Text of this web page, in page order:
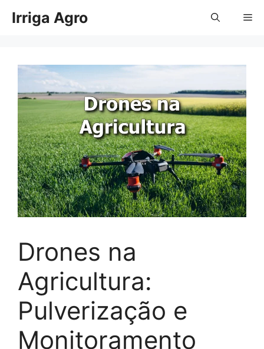
paraIrriga Agro
Drones na
Agricultura:
Pulverização e
Monitoramento